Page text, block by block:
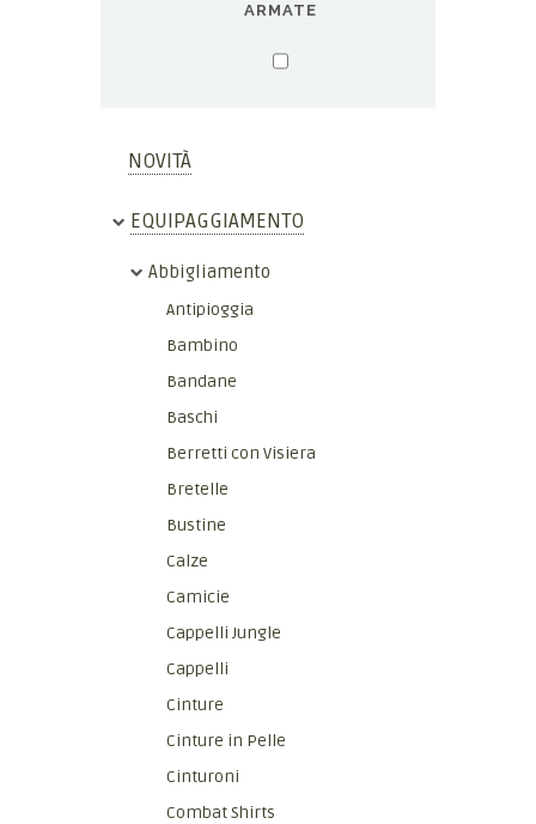
ARMATE
NOVITÀ
EQUIPAGGIAMENTO
Abbigliamento
Antipioggia
Bambino
Bandane
Baschi
Berretti con Visiera
Bretelle
Bustine
Calze
Camicie
Cappelli Jungle
Cappelli
Cinture
Cinture in Pelle
Cinturoni
Combat Shirts